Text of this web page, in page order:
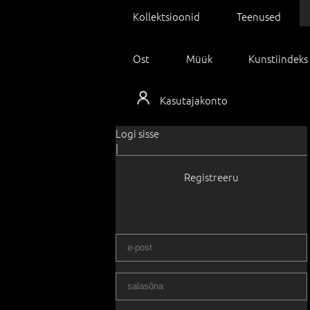
Kollektsioonid Teenused
Ost Müük Kunstiindeks
Kasutajakonto
Logi sisse
|
Registreeru